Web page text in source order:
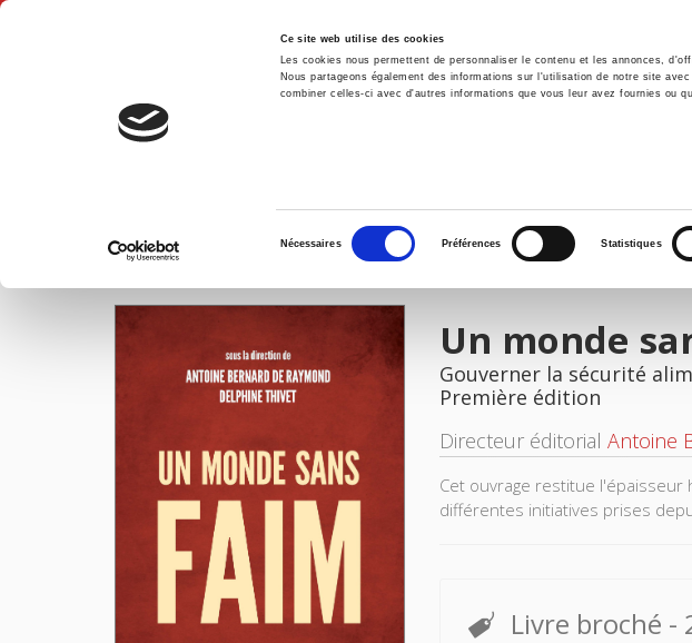
Ce site web utilise des cookies
Les cookies nous permettent de personnaliser le contenu et les annonces,
Nous partageons également des informations sur l'utilisation de notre site
combiner celles-ci avec d'autres informations que vous leur avez fournies ou
consentement
Nécessaires Préférences Statistiques
Accueil Environnement
IMAGES
Un monde
Gouverner la sécurité
Première édition
Directeur éditorial Antoine
Cet ouvrage restitue
différentes initiatives prises
Livre broché -